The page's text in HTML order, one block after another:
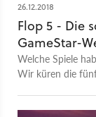
26.12.2018
Flop 5 - Die
GameStar-
Welche Spiele
Wir küren die